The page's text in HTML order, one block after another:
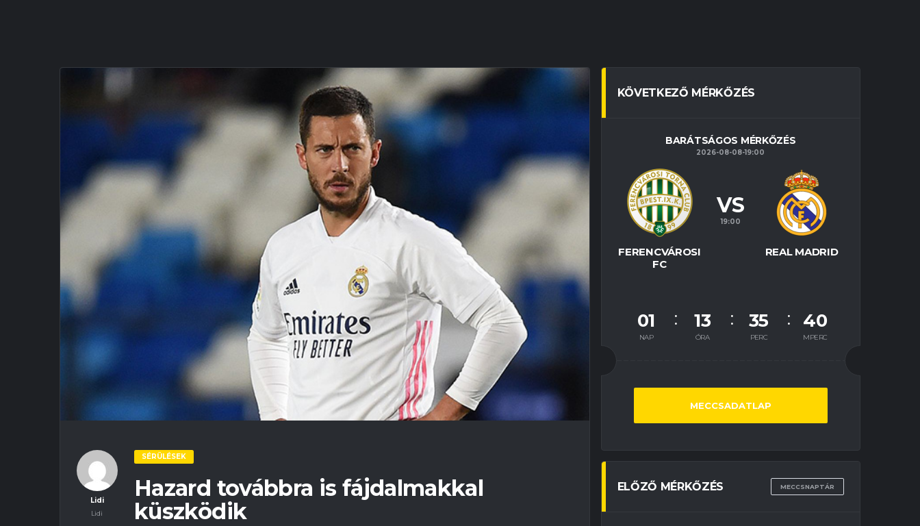
Lidi
Lidi
SÉRÜLÉSEK
Hazard továbbra is fájdalmakkal
küszködik
KÖVETKEZŐ MÉRKŐZÉS
BARÁTSÁGOS MÉRKŐZÉS
2026-08-08-19:00
FERENCVÁROSI
FC
REAL MADRID
VS
19:00
01
NAP
13
ÓRA
35
PERC
39
MPERC
MECCSADATLAP
ELŐZŐ MÉRKŐZÉS MECCSNAPTÁR